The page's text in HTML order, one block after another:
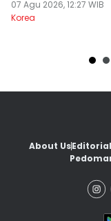
07 Agu 2026, 12:27 WIB
Korea
About Us